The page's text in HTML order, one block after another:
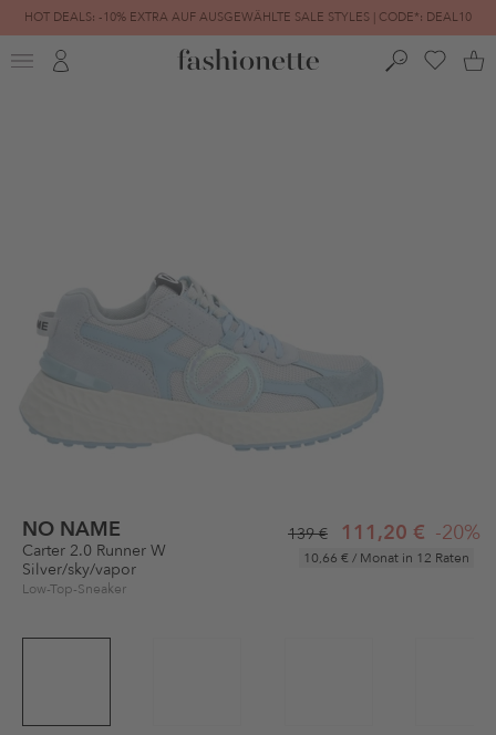
HOT DEALS: -10% EXTRA AUF AUSGEWÄHLTE SALE STYLES | CODE*: DEAL10
FINAL SALE | BIS ZU -80% REDUZIERT
NO NAME
Carter 2.0 Runner W
Silver/sky/vapor
Low-Top-Sneaker
139 € 111,20 € -20%
10,66 € / Monat in 12 Raten